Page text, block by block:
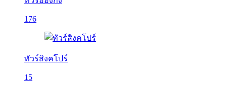
176
ทัวร์สิงคโปร์
15